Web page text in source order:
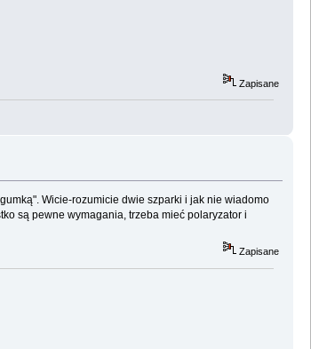
Zapisane
Wicie-rozumicie dwie szparki i jak nie wiadomo
są pewne wymagania, trzeba mieć polaryzator i
Zapisane